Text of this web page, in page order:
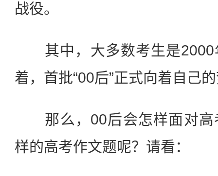
战役。
其中，大多数考生是2000
着，首批“00后”正式向着自己
那么，00后会怎样面对高
样的高考作文题呢？请看：